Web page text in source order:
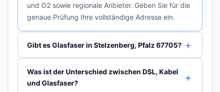
und O2 sowie regionale Anbieter. Geben Sie für die
genaue Prüfung Ihre vollständige Adresse ein.
Gibt es Glasfaser in Stelzenberg, Pfalz 67705?
Was ist der Unterschied zwischen DSL, Kabel
und Glasfaser?